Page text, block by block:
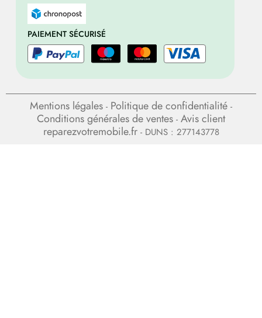
PAIEMENT SÉCURISÉ
Mentions légales - Politique de confidentialité -
Conditions générales de ventes - Avis client
reparezvotremobile.fr- DUNS : 277143778